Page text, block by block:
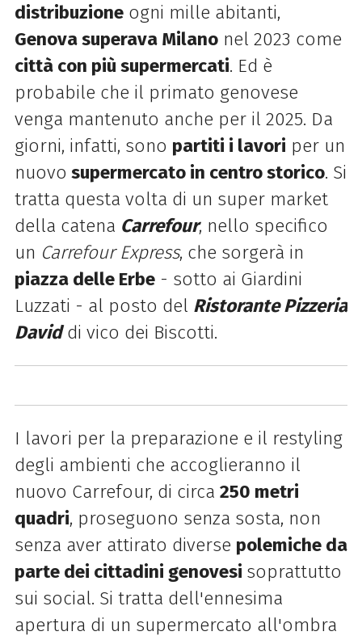
distribuzioneogni mille abitanti,
Genova superava Milanonel 2023 come
città con più supermercati. Ed è
probabile che il primato genovese
venga mantenuto anche per il 2025. Da
giorni, infatti, sono partiti i lavori per un
nuovo supermercato in centro storico. Si
tratta questa volta di un super market
della catena Carrefour, nello specifico
un Carrefour Express, che sorgerà in
piazza delle Erbe- sotto ai Giardini
Luzzati - al posto del Ristorante Pizzeria
Daviddi vico dei Biscotti.
I lavori per la preparazione e il restyling
degli ambienti che accoglieranno il
nuovo Carrefour, di circa 250 metri
quadri, proseguono senza sosta, non
senza aver attirato diverse polemiche da
parte dei cittadini genovesi soprattutto
sui social. Si tratta dell'ennesima
apertura di un supermercato all'ombra